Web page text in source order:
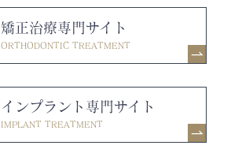
矯正治療専門サイト
ORTHODONTIC TREATMENT
インプラント専門サイト
IMPLANT TREATMENT